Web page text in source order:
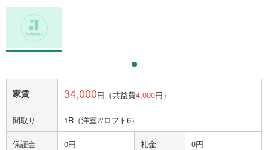
家賃 34,000円（共益費4,000円）
間取り 1R（洋室7/ロフト6）
保証金 0円 礼金 0円